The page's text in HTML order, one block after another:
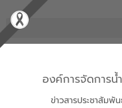
องค์การจัดการน้
ข่าวสารประชาสัมพั